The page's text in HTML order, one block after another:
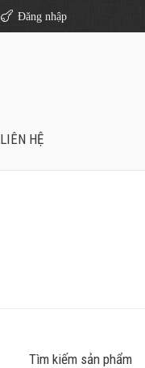
Đăng nhập
LIÊN HỆ
Tìm kiếm sản phẩm